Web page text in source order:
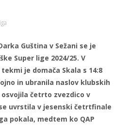
Guština v Sežani se je
Super lige 2024/25. V
je domača Skala s 14:8
in ubranila naslov klubskih
četrto zvezdico v
uvrstila v jesenski četrtfinale
pokala, medtem ko QAP